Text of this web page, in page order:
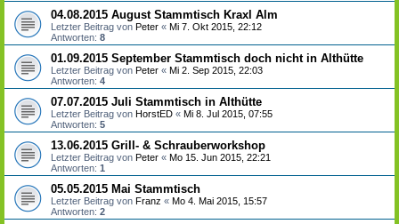
04.08.2015 August Stammtisch Kraxl Alm
Letzter Beitrag von Peter « Mi 7. Okt 2015, 22:12
Antworten: 8
01.09.2015 September Stammtisch doch nicht in Althütte
Letzter Beitrag von Peter « Mi 2. Sep 2015, 22:03
Antworten: 4
07.07.2015 Juli Stammtisch in Althütte
Letzter Beitrag von HorstED « Mi 8. Jul 2015, 07:55
Antworten: 5
13.06.2015 Grill- & Schrauberworkshop
Letzter Beitrag von Peter « Mo 15. Jun 2015, 22:21
Antworten: 1
05.05.2015 Mai Stammtisch
Letzter Beitrag von Franz « Mo 4. Mai 2015, 15:57
Antworten: 2